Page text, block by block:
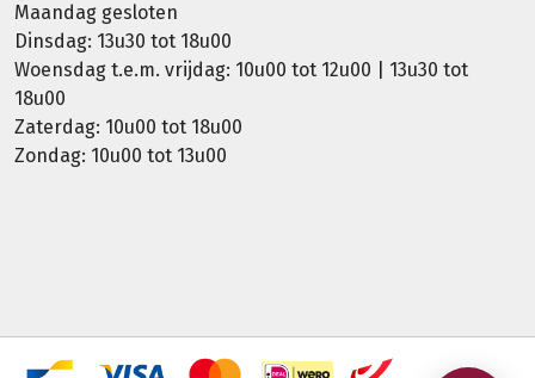
Maandag gesloten
Dinsdag: 13u30 tot 18u00
Woensdag t.e.m. vrijdag: 10u00 tot 12u00 | 13u30 tot
18u00
Zaterdag: 10u00 tot 18u00
Zondag: 10u00 tot 13u00